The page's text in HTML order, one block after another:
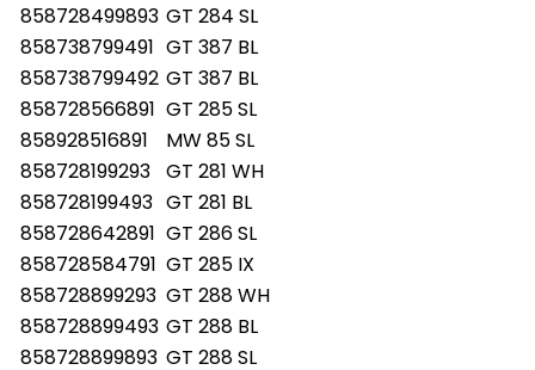
858728499893 GT 284 SL
858738799491 GT 387 BL
858738799492 GT 387 BL
858728566891 GT 285 SL
858928516891
MW 85 SL
858728199293 GT 281 WH
858728199493 GT 281 BL
858728642891 GT 286 SL
858728584791 GT 285 IX
858728899293 GT 288 WH
858728899493 GT 288 BL
858728899893 GT 288 SL